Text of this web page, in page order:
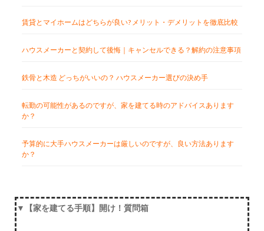
賃貸とマイホームはどちらが良い? メリット・デメリットを徹底比較
ハウスメーカーと契約して後悔｜キャンセルできる？解約の注意事項
鉄骨と木造 どっちがいいの？ ハウスメーカー選びの決め手
転勤の可能性があるのですが、家を建てる時のアドバイスあります
か？
予算的に大手ハウスメーカーは厳しいのですが、良い方法あります
か？
▼【家を建てる手順】開け！質問箱